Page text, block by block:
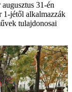
31-én
1-jétől alkalmazzák
tulajdonosai